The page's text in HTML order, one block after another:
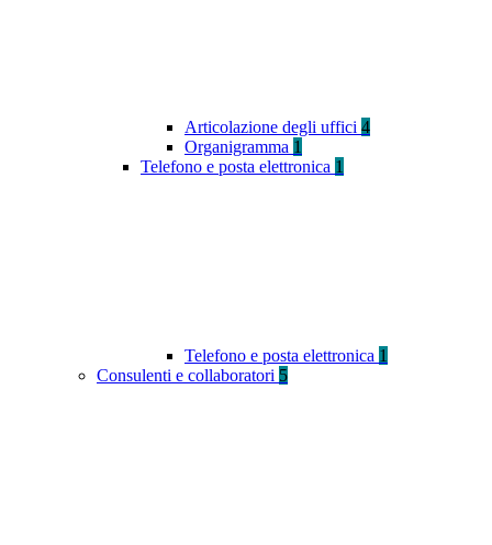
Articolazione degli uffici 4
Organigramma 1
Telefono e posta elettronica 1
Telefono e posta elettronica 1
Consulenti e collaboratori 5